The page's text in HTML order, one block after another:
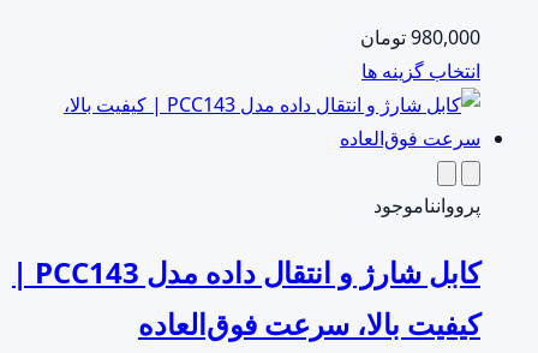
است
در
صفحه
محصول
980,000تومان
انتخاب گزینه ها
محصول
دارای
باشد.
ها
پرووانناموجود
کابل شارژ و انتقال داده مدل PCC143 |
کیفیت بالا، سرعت فوق‌العاده